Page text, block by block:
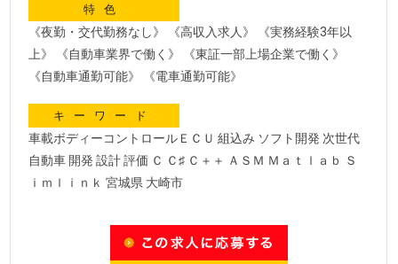
特色
《夜勤・交代勤務なし》 《高収入求人》 《実務経験3年以
上》 《自動車業界で働く》 《東証一部上場企業で働く》
《自動車通勤可能》 《電車通勤可能》
キーワード
車載ボディーコントロールＥＣＵ 組込み ソフト開発 次世代
自動車 開発 設計 評価 Ｃ Ｃ♯ Ｃ＋＋ ＡＳＭ Ｍａｔｌａｂ Ｓ
ｉｍｌｉｎｋ 宮城県 大崎市